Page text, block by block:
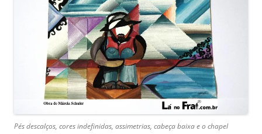
Pés descalços, cores indefinidas, assimetrias, cabeça baixa e o chapel